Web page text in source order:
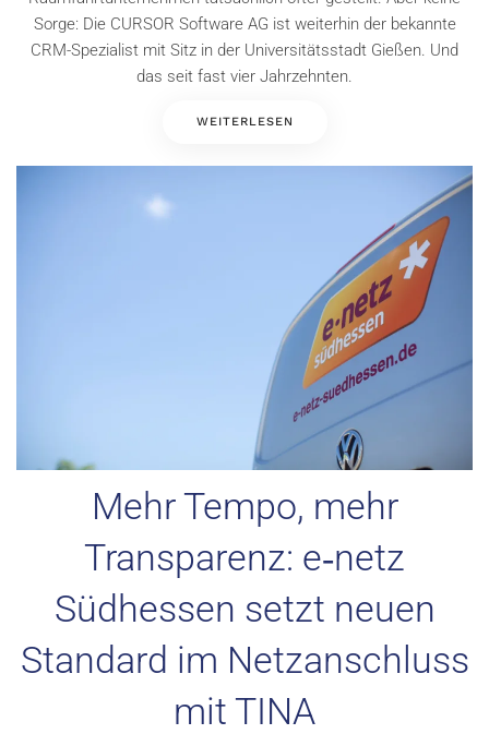
Sorge: Die CURSOR Software AG ist weiterhin der bekannte
CRM-Spezialist mit Sitz in der Universitätsstadt Gießen. Und
das seit fast vier Jahrzehnten.
WEITERLESEN
Mehr Tempo, mehr
Transparenz: e‑netz
Südhessen setzt neuen
Standard im Netzanschluss
mit TINA